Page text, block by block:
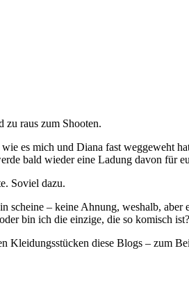
zu raus zum Shooten.
es mich und Diana fast weggeweht
bald wieder eine Ladung davon für
Soviel dazu.
– keine Ahnung, weshalb, aber
bin ich die einzige, die so komisch
Kleidungsstücken diese Blogs – zum